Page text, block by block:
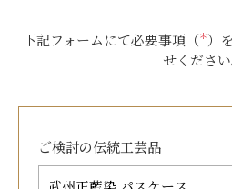
下記フォームにて必要事項（＊）
せください
ご検討の伝統工芸品